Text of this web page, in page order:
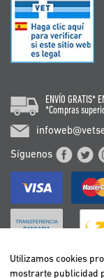
ENVÍO GRATIS*
*Compras
Síguenos
Utilizamos cookies
mostrarte publicidad